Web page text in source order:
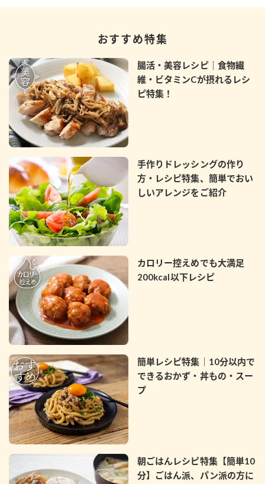
おすすめ特集
腸活・美容レシピ｜食物繊
維・ビタミンCが摂れるレシ
ピ特集！
手作りドレッシングの作り
方・レシピ特集、簡単でおい
しいアレンジをご紹介
カロリー控えめでも大満足
200kcal以下レシピ
簡単レシピ特集｜10分以内で
できるおかず・丼もの・スー
プ
朝ごはんレシピ特集【簡単10
分】ごはん派、パン派の方に